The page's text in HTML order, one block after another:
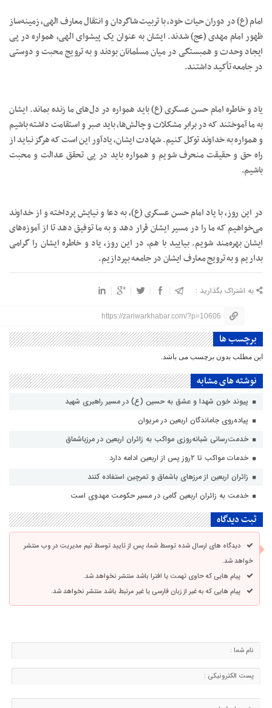
امام (ع) در دوران حیات خود، با تربیت شاگردان و انتقال معارف الهی، زمینه‌ساز
ظهور امام مهدی (عج) شدند. ایشان به عنوان یک پیشوای الهی، همواره در پی
ایجاد وحدت و همبستگی در میان مسلمانان بودند و به ترویج محبت و دوستی
در جامعه تأکید داشتند.
یاد و خاطره امام حسن عسکری (ع) باید همواره در دل‌های ما زنده بماند. ایشان
به ما آموختند که در برابر مشکلات و چالش‌ها، باید صبر و استقامت داشته باشیم
و همواره به خداوند توکل کنیم. شهادت ایشان، یادآور این است که هرگز نباید از
راه حق و حقیقت منحرف شویم و همواره باید در پی تحقق عدالت و محبت
باشیم.
در این روز، با یاد امام حسن عسکری (ع)، به دعا و نیایش پرداخته و از خداوند
می‌خواهیم که ما را در مسیر ایشان قرار دهد و به ما توفیق دهد تا از آموزه‌های
ایشان بهره‌مند شویم. بیایید با هم، در این روز، یاد و خاطره ایشان را گرامی
بداریم و به ترویج معارف ایشان در جامعه بپردازیم.
به اشتراک بگذارید :
https://zariwarkhabar.com/?p=10606
برچسب ها
این مطلب بدون برچسب می باشد.
نوشته های مشابه
پیوند خون شهدا و عشق به حسین (ع) در مسیر راهبری شهید
پیاده‌روی جاماندگان اربعین در مریوان
خدمت‌رسانی شبانه‌روزی مواکب به زائران اربعین در مرزباشماق
خدمات مواکب تا ۲روز پس از اربعین ادامه دارد
زائران اربعین از مرزهای باشماق و تمرچین استفاده کنند
خدمت به زائران اربعین گامی در مسیر حکومت مهدوی است
ثبت دیدگاه
دیدگاه های ارسال شده توسط شما، پس از تایید توسط تیم مدیریت در وب منتشر
خواهد شد.
پیام هایی که حاوی تهمت یا افترا باشد منتشر نخواهد شد.
پیام هایی که به غیر از زبان فارسی یا غیر مرتبط باشد منتشر نخواهد شد.